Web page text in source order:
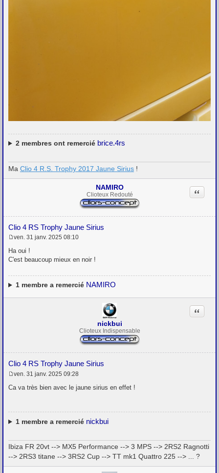
2membres ont remercié brice.4rs
Ma Clio 4 R.S. Trophy 2017 Jaune Sirius !
NAMIRO
Clioteux Redouté
Clio 4 RS Trophy Jaune Sirius
Citation
e
s
g
e
ven. 31 janv. 2025 08:10
Ha oui !
C'est beaucoup mieux en noir !
1membre a remercié NAMIRO
nickbui
Clioteux Indispensable
Clio 4 RS Trophy Jaune Sirius
Citation
e
g
e
ven. 31 janv. 2025 09:28
Ca va très bien avec le jaune sirius en effet !
1membre a remercié nickbui
Ibiza FR 20vt --> MX5 Performance --> 3 MPS --> 2RS2 Ragnotti
--> 2RS3 titane --> 3RS2 Cup --> TT mk1 Quattro 225 --> ... ?